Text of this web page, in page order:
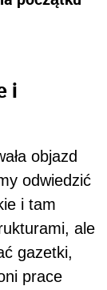
i
objazd
odwiedzić
i tam
ale
gazetki,
prace